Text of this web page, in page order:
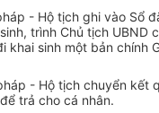
- Hộ tịch ghi vào Sổ
trình Chủ tịch UBND
khai sinh một bản chính
- Hộ tịch chuyển kết
trả cho cá nhân.